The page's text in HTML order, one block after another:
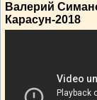
Валерий
Карасун-2018